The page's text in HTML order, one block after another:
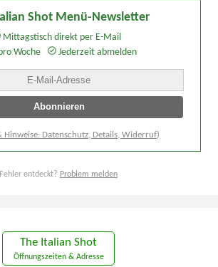
Shot Menü-Newsletter
Mittagstisch direkt per E-Mail
Woche
Jederzeit abmelden
Hinweise: Datenschutz, Details, Widerruf)
Fehler entdeckt? Problem melden
The Italian Shot
Öffnungszeiten & Adresse